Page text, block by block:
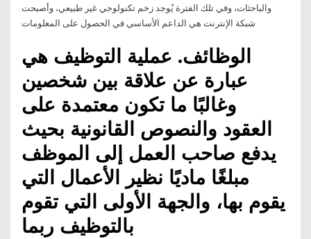
والباحثات، وفي تلك الفترة يُوجد زخم تكنولوجي غير طبيعي، وأصبحت
شبكة الإنترنت هي الداعم الأساسي في الحصول على المعلومات
الوظائف. عملية التوظيف هي
عبارة عن علاقة بين شخصين
وغالبًا ما تكون معتمدة على
العقود والنصوص القانونية بحيث
يدفع صاحب العمل إلى الموظف
مبلغًا ماديًا نظير الأعمال التي
يقوم بها، والجهة الأولى التي تقوم
بالتوظيف ربما